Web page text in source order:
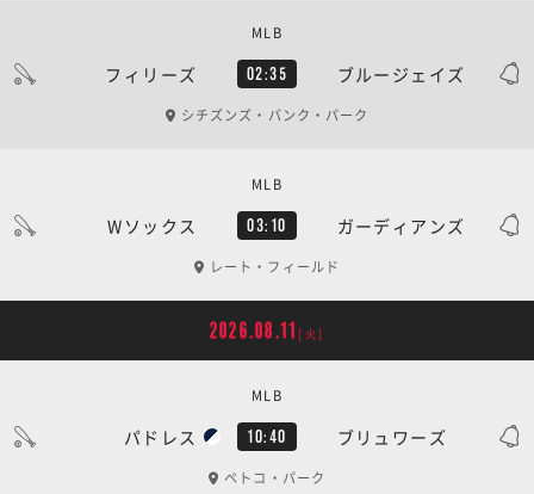
フィリーズ 02:35 ブルージェイズ
MLB
シチズンズ・バンク・パーク
Wソックス 03:10 ガーディアンズ
MLB
レート・フィールド
2026.08.11 [火]
パドレス 10:40 ブリュワーズ
MLB
ペトコ・パーク